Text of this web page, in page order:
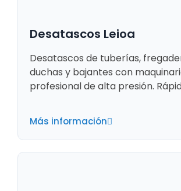
Desatascos Leioa
Desatascos de tuberías,
duchas y bajantes con
profesional de alta presión.
Más información